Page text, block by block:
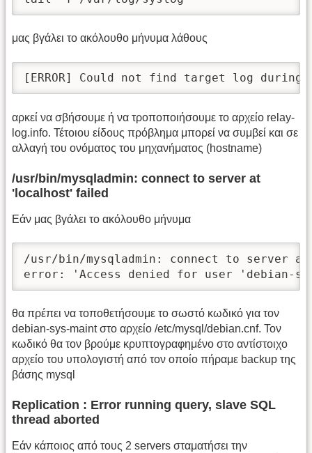
μας βγάλει το ακόλουθο μήνυμα λάθους
[ERROR] Could not find target log
αρκεί να σβήσουμε ή να τροποποιήσουμε το αρχείο relay-
log.info. Τέτοιου είδους πρόβλημα μπορεί να συμβεί και σε
αλλαγή του ονόματος του μηχανήματος (hostname)
/usr/bin/mysqladmin: connect to server at
'localhost' failed
Εάν μας βγάλει το ακόλουθο μήνυμα
/usr/bin/mysqladmin: connect to server
error: 'Access denied for user 'debian-
θα πρέπει να τοποθετήσουμε το σωστό κωδικό για τον
debian-sys-maint στο αρχείο /etc/mysql/debian.cnf. Τον
κωδικό θα τον βρούμε κρυπτογραφημένο στο αντίστοιχο
αρχείο του υπολογιστή από τον οποίο πήραμε backup της
βάσης mysql
Replication : Error running query, slave SQL
thread aborted
Εάν κάποιος από τους 2 servers σταματήσει την